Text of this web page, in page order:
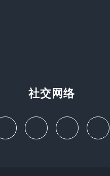
社交网络